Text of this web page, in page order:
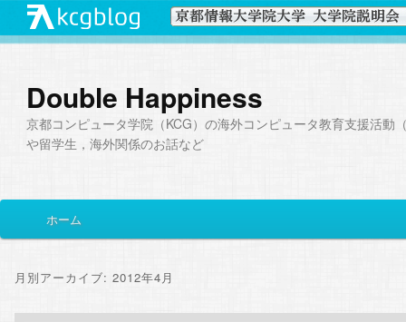
Double Happiness
京都コンピュータ学院（KCG）の海外コンピュータ教育支援活動
や留学生，海外関係のお話など
イ
メ
ン
サ
コ
ホーム
月別アーカイブ:2012年4月